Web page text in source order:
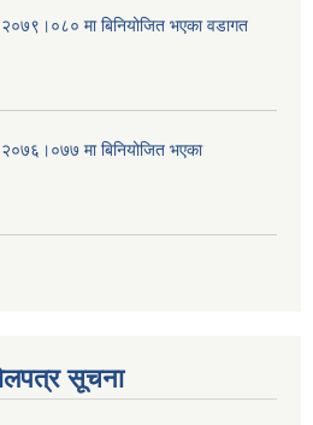
२०७९।०८० मा बिनियोजित भएका वडागत
२०७६।०७७ मा बिनियोजित भएका
सूचना